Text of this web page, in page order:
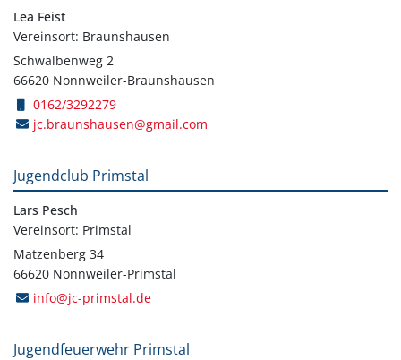
Lea Feist
Vereinsort: Braunshausen
Schwalbenweg 2
66620 Nonnweiler-Braunshausen
0162/3292279
jc.braunshausen@gmail.com
Jugendclub Primstal
Lars Pesch
Vereinsort: Primstal
Matzenberg 34
66620 Nonnweiler-Primstal
info@jc-primstal.de
Jugendfeuerwehr Primstal